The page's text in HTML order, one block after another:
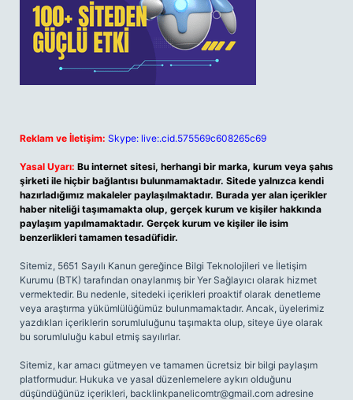
Reklam ve İletişim: Skype: live:.cid.575569c608265c69
Yasal Uyarı: Bu internet sitesi, herhangi bir marka, kurum veya şahıs
şirketi ile hiçbir bağlantısı bulunmamaktadır. Sitede yalnızca kendi
hazırladığımız makaleler paylaşılmaktadır. Burada yer alan içerikler
haber niteliği taşımamakta olup, gerçek kurum ve kişiler hakkında
paylaşım yapılmamaktadır. Gerçek kurum ve kişiler ile isim
benzerlikleri tamamen tesadüfidir.
Sitemiz, 5651 Sayılı Kanun gereğince Bilgi Teknolojileri ve İletişim
Kurumu (BTK) tarafından onaylanmış bir Yer Sağlayıcı olarak hizmet
vermektedir. Bu nedenle, sitedeki içerikleri proaktif olarak denetleme
veya araştırma yükümlülüğümüz bulunmamaktadır. Ancak, üyelerimiz
yazdıkları içeriklerin sorumluluğunu taşımakta olup, siteye üye olarak
bu sorumluluğu kabul etmiş sayılırlar.
Sitemiz, kar amacı gütmeyen ve tamamen ücretsiz bir bilgi paylaşım
platformudur. Hukuka ve yasal düzenlemelere aykırı olduğunu
düşündüğünüz içerikleri, backlinkpanelicomtr@gmail.com adresine